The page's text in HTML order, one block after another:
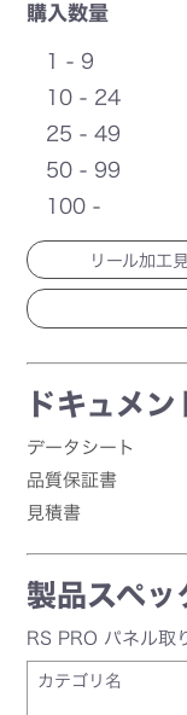
購入数量
1 - 9
10 - 24
25 - 49
50 - 99
100 -
リール加工
ドキュメン
データシート
品質保証書
見積書
製品スペッ
RS PRO パネル
カテゴリ名